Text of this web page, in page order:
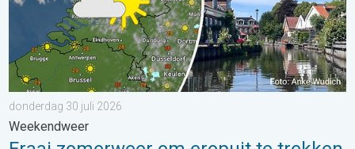
donderdag 30 juli 2026
Weekendweer